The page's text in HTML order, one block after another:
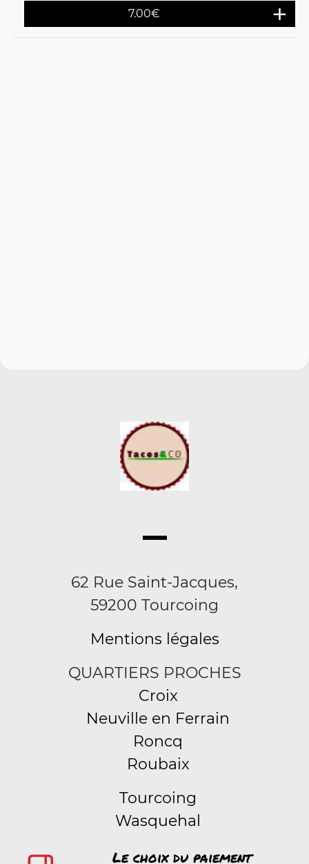
7.00€
62 Rue Saint-Jacques,
59200 Tourcoing
Mentions légales
QUARTIERS PROCHES
Croix
Neuville en Ferrain
Roncq
Roubaix
Tourcoing
Wasquehal
Le choix du paiement